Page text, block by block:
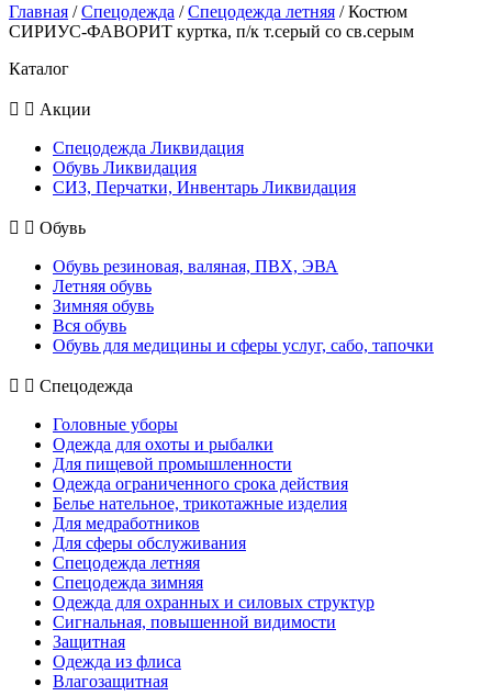
Главная /Спецодежда /Спецодежда летняя / Костюм
СИРИУС-ФАВОРИТ куртка, п/к т.серый со св.серым
Каталог
Акции
Спецодежда Ликвидация
Обувь Ликвидация
СИЗ, Перчатки, Инвентарь Ликвидация
Обувь
Обувь резиновая, валяная, ПВХ, ЭВА
Летняя обувь
Зимняя обувь
Вся обувь
Обувь для медицины и сферы услуг, сабо, тапочки
Спецодежда
Головные уборы
Одежда для охоты и рыбалки
Для пищевой промышленности
Одежда ограниченного срока действия
Белье нательное, трикотажные изделия
Для медработников
Для сферы обслуживания
Спецодежда летняя
Спецодежда зимняя
Одежда для охранных и силовых структур
Сигнальная, повышенной видимости
Защитная
Одежда из флиса
Влагозащитная